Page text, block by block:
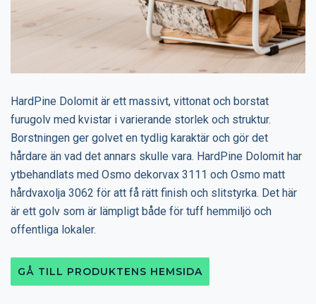
HardPine Dolomit är ett massivt, vittonat och borstat
furugolv med kvistar i varierande storlek och struktur.
Borstningen ger golvet en tydlig karaktär och gör det
hårdare än vad det annars skulle vara. HardPine Dolomit har
ytbehandlats med Osmo dekorvax 3111 och Osmo matt
hårdvaxolja 3062 för att få rätt finish och slitstyrka. Det här
är ett golv som är lämpligt både för tuff hemmiljö och
offentliga lokaler.
GÅ TILL PRODUKTENS HEMSIDA